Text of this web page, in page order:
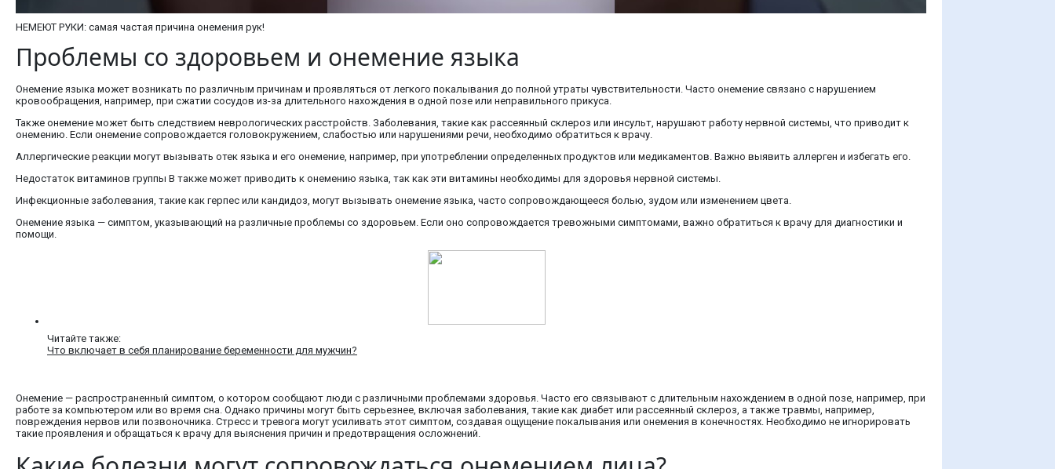
НЕМЕЮТ РУКИ: самая частая причина онемения рук!
Проблемы со здоровьем и онемение языка
Онемение языка может возникать по различным причинам и проявляться от легкого покалывания до полной утраты чувствительности. Часто онемение связано с нарушением
кровообращения, например, при сжатии сосудов из-за длительного нахождения в одной позе или неправильного прикуса.
Также онемение может быть следствием неврологических расстройств. Заболевания, такие как рассеянный склероз или инсульт, нарушают работу нервной системы, что приводит к
онемению. Если онемение сопровождается головокружением, слабостью или нарушениями речи, необходимо обратиться к врачу.
Аллергические реакции могут вызывать отек языка и его онемение, например, при употреблении определенных продуктов или медикаментов. Важно выявить аллерген и избегать его.
Недостаток витаминов группы B также может приводить к онемению языка, так как эти витамины необходимы для здоровья нервной системы.
Инфекционные заболевания, такие как герпес или кандидоз, могут вызывать онемение языка, часто сопровождающееся болью, зудом или изменением цвета.
Онемение языка — симптом, указывающий на различные проблемы со здоровьем. Если оно сопровождается тревожными симптомами, важно обратиться к врачу для диагностики и
помощи.
Читайте также:
Что включает в себя планирование беременности для мужчин?
Онемение — распространенный симптом, о котором сообщают люди с различными проблемами здоровья. Часто его связывают с длительным нахождением в одной позе, например, при
работе за компьютером или во время сна. Однако причины могут быть серьезнее, включая заболевания, такие как диабет или рассеянный склероз, а также травмы, например,
повреждения нервов или позвоночника. Стресс и тревога могут усиливать этот симптом, создавая ощущение покалывания или онемения в конечностях. Необходимо не игнорировать
такие проявления и обращаться к врачу для выяснения причин и предотвращения осложнений.